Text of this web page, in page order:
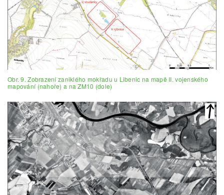
Obr. 9. Zobrazení zaniklého mokřadu u Libenic na mapě II. vojenského
mapování (nahoře) a na ZM10 (dole)